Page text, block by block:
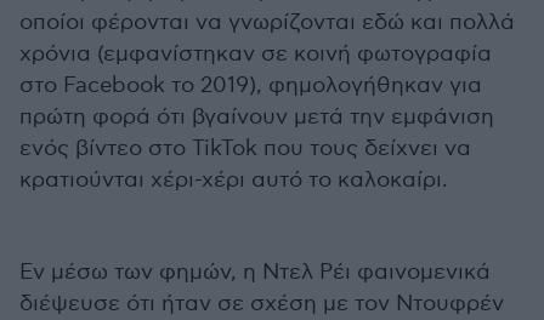
οποίοι φέρονται να γνωρίζονται εδώ και πολλά
χρόνια (εμφανίστηκαν σε κοινή φωτογραφία
στο Facebook το 2019), φημολογήθηκαν για
πρώτη φορά ότι βγαίνουν μετά την εμφάνιση
ενός βίντεο στο TikTok που τους δείχνει να
κρατιούνται χέρι-χέρι αυτό το καλοκαίρι.
Εν μέσω των φημών, η Ντελ Ρέι φαινομενικά
διέψευσε ότι ήταν σε σχέση με τον Ντουφρέν